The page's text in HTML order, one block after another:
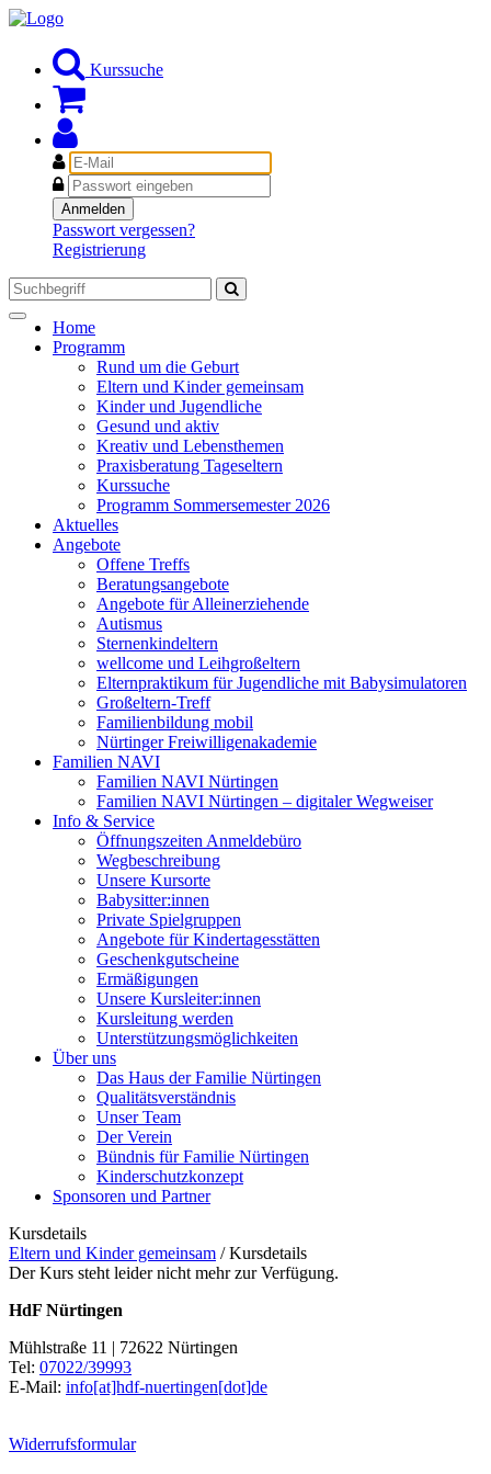
Kurssuche
E-
Mail
Passwort
Anmelden
Passwort vergessen?
Registrierung
Toggle
navigation
Home
Programm
Rund um die Geburt
Eltern und Kinder gemeinsam
Kinder und Jugendliche
Gesund und aktiv
Kreativ und Lebensthemen
Praxisberatung Tageseltern
Kurssuche
Programm Sommersemester 2026
Aktuelles
Angebote
Offene Treffs
Beratungsangebote
Angebote für Alleinerziehende
Autismus
Sternenkindeltern
wellcome und Leihgroßeltern
Elternpraktikum für Jugendliche mit Babysimulatoren
Großeltern-Treff
Familienbildung mobil
Nürtinger Freiwilligenakademie
Familien NAVI
Familien NAVI Nürtingen
Familien NAVI Nürtingen – digitaler Wegweiser
Info & Service
Öffnungszeiten Anmeldebüro
Wegbeschreibung
Unsere Kursorte
Babysitter:innen
Private Spielgruppen
Angebote für Kindertagesstätten
Geschenkgutscheine
Ermäßigungen
Unsere Kursleiter:innen
Kursleitung werden
Unterstützungsmöglichkeiten
Über uns
Das Haus der Familie Nürtingen
Qualitätsverständnis
Unser Team
Der Verein
Bündnis für Familie Nürtingen
Kinderschutzkonzept
Sponsoren und Partner
Kursdetails
Eltern und Kinder gemeinsam /Kursdetails
Der Kurs steht leider nicht mehr zur Verfügung.
HdF Nürtingen
Mühlstraße 11 | 72622 Nürtingen
Tel: 07022/39993
E-Mail: info[at]hdf-nuertingen[dot]de
Widerrufsformular